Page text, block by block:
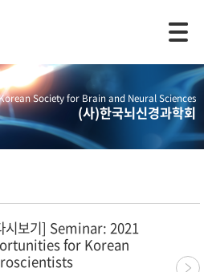
Society for Brain and Neural Sciences
(사)한국뇌신경과학회
시보기] Seminar: 2021
for Korean